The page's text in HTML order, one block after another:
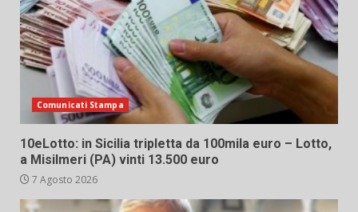
Comunicati Stampa
10eLotto: in Sicilia tripletta da 100mila euro – Lotto,
a Misilmeri (PA) vinti 13.500 euro
7 Agosto 2026